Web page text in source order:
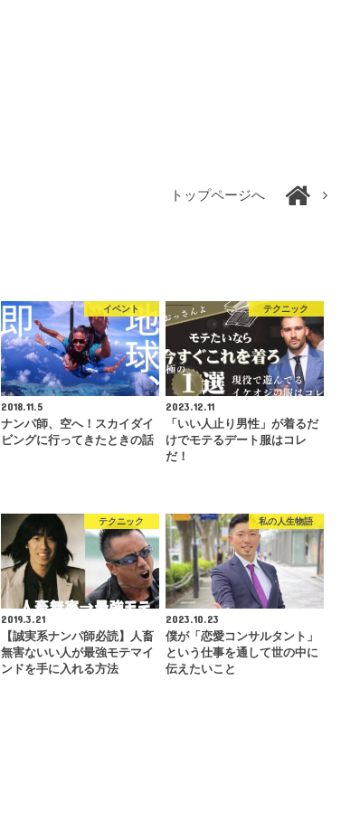
トップページへ
イベント
2018.11.5
ナンパ師、空へ！スカイダイ
ビングに行ってきたときの話
テクニック
2023.12.11
「いい人止り男性」が着るだ
けでモテるデート服はコレ
だ！
テクニック
2019.3.21
【誠実系ナンパ師必読】人畜
無害ないい人が最強モテマイ
ンドを手に入れる方法
私の人生物語
2023.10.23
僕が「恋愛コンサルタント」
という仕事を通して世の中に
伝えたいこと